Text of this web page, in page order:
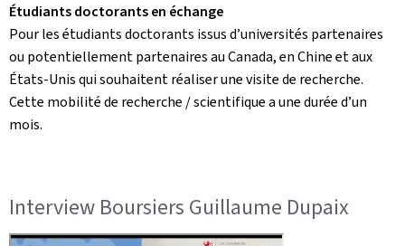
Étudiants doctorants en échange
Pour les étudiants doctorants issus d’universités partenaires
ou potentiellement partenaires au Canada, en Chine et aux
États-Unis qui souhaitent réaliser une visite de recherche.
Cette mobilité de recherche / scientifique a une durée d’un
mois.
Interview Boursiers Guillaume Dupaix